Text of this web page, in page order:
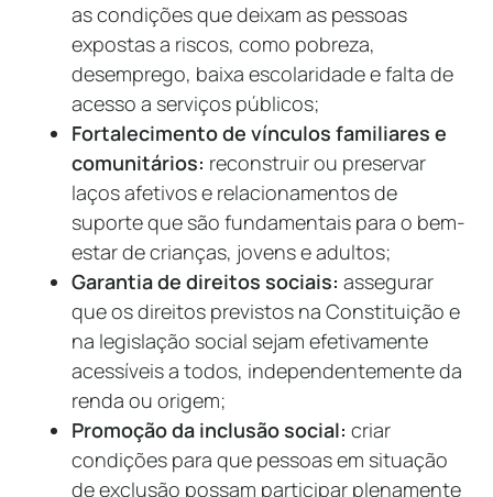
as condições que deixam as pessoas
expostas a riscos, como pobreza,
desemprego, baixa escolaridade e falta de
acesso a serviços públicos;
Fortalecimento de vínculos familiares e
comunitários: reconstruir ou preservar
laços afetivos e relacionamentos de
suporte que são fundamentais para o bem-
estar de crianças, jovens e adultos;
Garantia de direitos sociais: assegurar
que os direitos previstos na Constituição e
na legislação social sejam efetivamente
acessíveis a todos, independentemente da
renda ou origem;
Promoção da inclusão social: criar
condições para que pessoas em situação
de exclusão possam participar plenamente